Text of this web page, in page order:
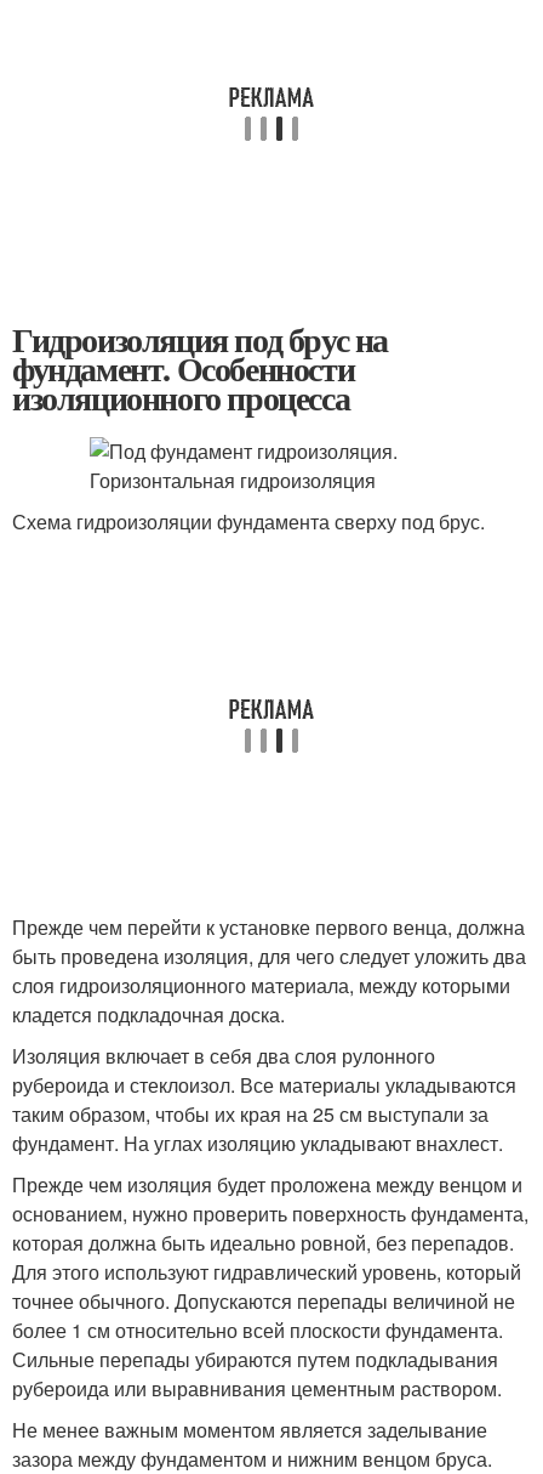
Гидроизоляция под брус на
фундамент. Особенности
изоляционного процесса
Схема гидроизоляции фундамента сверху под брус.
Прежде чем перейти к установке первого венца, должна
быть проведена изоляция, для чего следует уложить два
слоя гидроизоляционного материала, между которыми
кладется подкладочная доска.
Изоляция включает в себя два слоя рулонного
рубероида и стеклоизол. Все материалы укладываются
таким образом, чтобы их края на 25 см выступали за
фундамент. На углах изоляцию укладывают внахлест.
Прежде чем изоляция будет проложена между венцом и
основанием, нужно проверить поверхность фундамента,
которая должна быть идеально ровной, без перепадов.
Для этого используют гидравлический уровень, который
точнее обычного. Допускаются перепады величиной не
более 1 см относительно всей плоскости фундамента.
Сильные перепады убираются путем подкладывания
рубероида или выравнивания цементным раствором.
Не менее важным моментом является заделывание
зазора между фундаментом и нижним венцом бруса.